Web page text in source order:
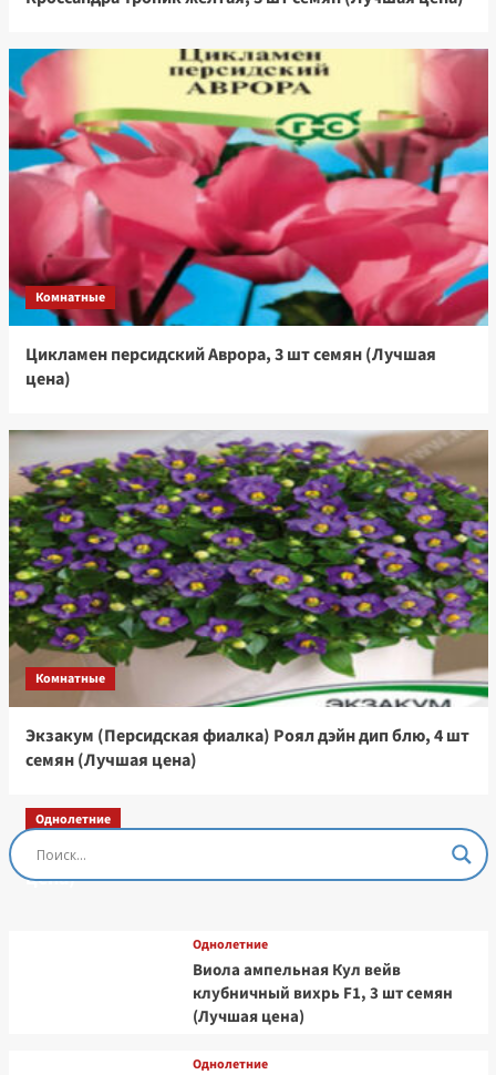
Комнатные
Цикламен персидский Аврора, 3 шт семян (Лучшая
цена)
Комнатные
Экзакум (Персидская фиалка) Роял дэйн дип блю, 4 шт
семян (Лучшая цена)
Однолетние
Остеоспермум Пэшн Роуз, 3 шт семян (Лучшая
цена)
Однолетние
Виола ампельная Кул вейв
клубничный вихрь F1, 3 шт семян
(Лучшая цена)
Однолетние